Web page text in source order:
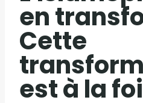
en
Cette
est à la